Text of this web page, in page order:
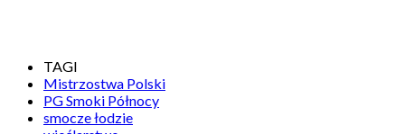
TAGI
Mistrzostwa Polski
PG Smoki Północy
smocze łodzie